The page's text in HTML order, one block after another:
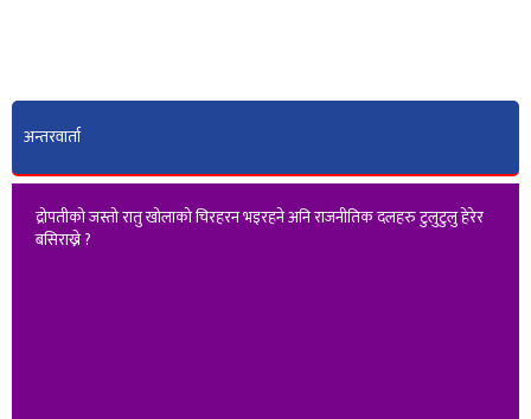
अन्तरवार्ता
द्रोपतीको जस्तो रातु खोलाको चिरहरन भइरहने अनि राजनीतिक दलहरु टुलुटुलु हेरेर
बसिराख्ने ?